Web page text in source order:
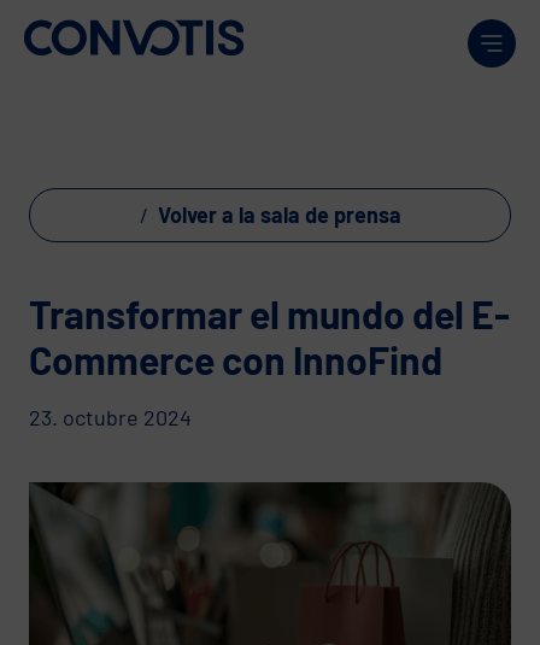
Skip to content
Volver a la sala de prensa
Transformar el mundo del E-
Commerce con InnoFind
23. octubre 2024